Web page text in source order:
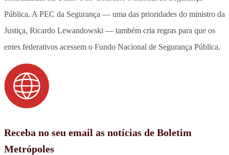
Pública. A PEC da Segurança — uma das prioridades do ministro da
Justiça, Ricardo Lewandowski — também cria regras para que os
entes federativos acessem o Fundo Nacional de Segurança Pública.
Receba no seu email as notícias de Boletim
Metrópoles